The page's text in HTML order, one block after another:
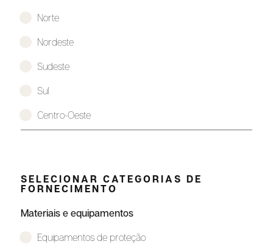
Norte
Nordeste
Sudeste
Sul
Centro-Oeste
SELECIONAR CATEGORIAS DE
FORNECIMENTO
Materiais e equipamentos
Equipamentos de proteção